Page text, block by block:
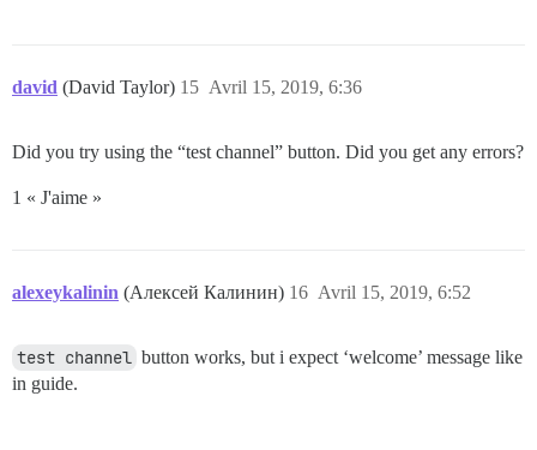
david (David Taylor) Avril 15, 2019, 6:36
15
Did you try using the “test channel” button. Did you get any errors?
1 « J'aime »
alexeykalinin (Алексей Калинин) Avril 15, 2019, 6:52
16
test channel button works, but i expect ‘welcome’ message like
in guide.